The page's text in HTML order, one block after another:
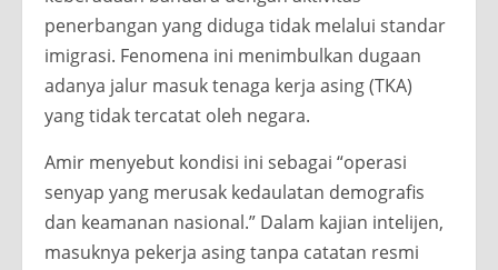
penerbangan yang diduga tidak melalui standar
imigrasi. Fenomena ini menimbulkan dugaan
adanya jalur masuk tenaga kerja asing (TKA)
yang tidak tercatat oleh negara.
Amir menyebut kondisi ini sebagai “operasi
senyap yang merusak kedaulatan demografis
dan keamanan nasional.” Dalam kajian intelijen,
masuknya pekerja asing tanpa catatan resmi